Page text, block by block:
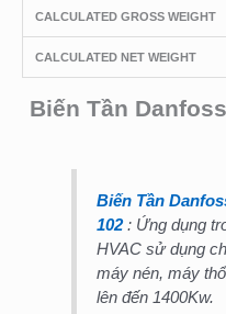
CALCULATED GROSS WEIGHT
CALCULATED NET WEIGHT
Biến Tần
Biến Tần
102: Ứng dụng
HVAC sử dụng
máy nén, máy
lên đến 1400Kw.